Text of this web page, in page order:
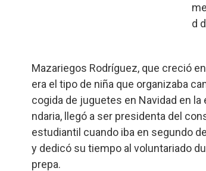
d
Mazariegos Rodríguez, que creció
era el tipo de niña que organizaba
cogida de juguetes en Navidad en la
ndaria, llegó a ser presidenta del
estudiantil cuando iba en segundo
y dedicó su tiempo al voluntariado
prepa.